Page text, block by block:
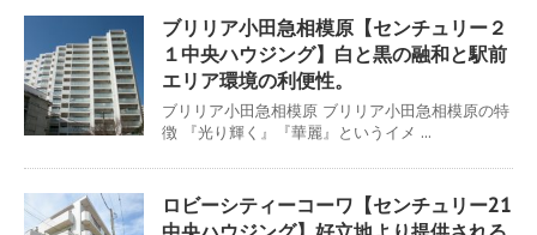
ブリリア小田急相模原【センチュリー２
１中央ハウジング】白と黒の融和と駅前
エリア環境の利便性。
ブリリア小田急相模原 ブリリア小田急相模原の特
徴 『光り輝く』『華麗』というイメ ...
ロビーシティーコーワ【センチュリー21